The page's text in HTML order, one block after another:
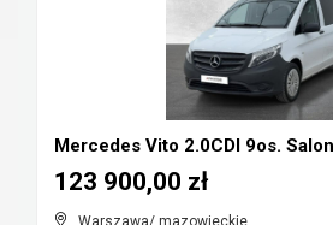
Warszawa/ mazowieckie
123 900,00 zł